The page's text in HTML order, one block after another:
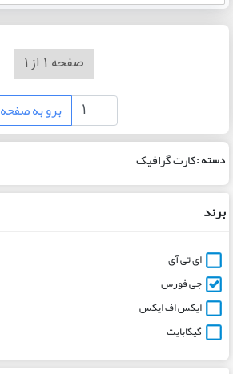
صفحه 1 از 1
برو به صفحه
دسته :کارت گرافیک
برند
ای تی آی
جی فورس
ایکس اف ایکس
گیگابایت